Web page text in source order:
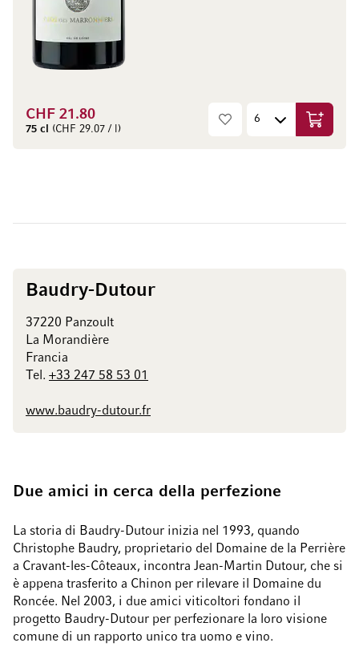
CHF 21.80
75 cl (CHF 29.07 / l)
Baudry-Dutour
37220 Panzoult
La Morandière
Francia
Tel. +33 247 58 53 01
www.baudry-dutour.fr
Due amici in cerca della perfezione
La storia di Baudry-Dutour inizia nel 1993, quando
Christophe Baudry, proprietario del Domaine de la Perrière
a Cravant-les-Côteaux, incontra Jean-Martin Dutour, che si
è appena trasferito a Chinon per rilevare il Domaine du
Roncée. Nel 2003, i due amici viticoltori fondano il
progetto Baudry-Dutour per perfezionare la loro visione
comune di un rapporto unico tra uomo e vino.